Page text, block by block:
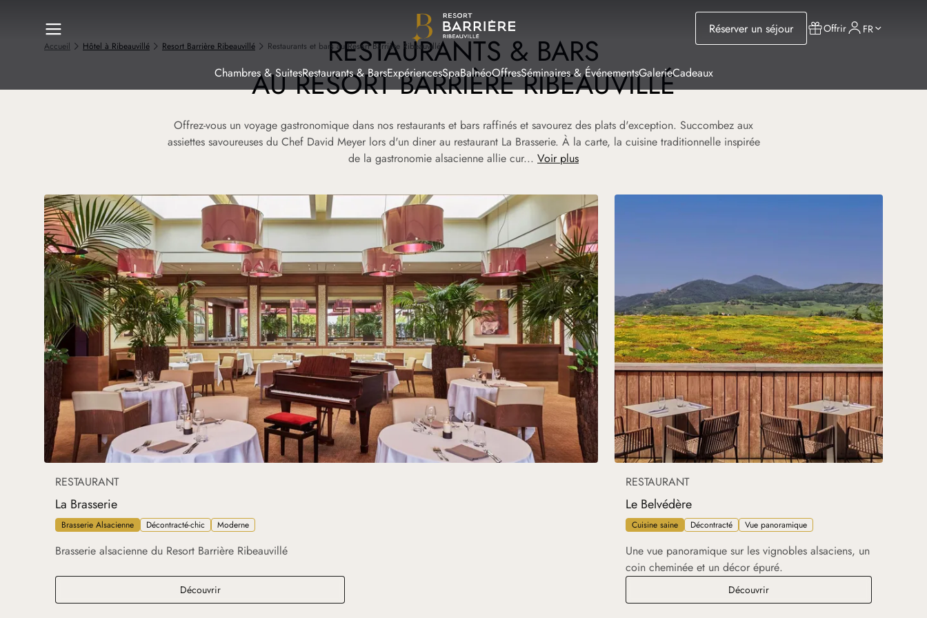
Réserver un séjour Offrir FR
Chambres & SuitesRestaurants & BarsExpériencesSpaBalnéoOffresSéminaires & ÉvénementsGalerieCadeaux
Accueil Hôtel à Ribeauvillé Resort Barrière Ribeauvillé Restaurants et bars au Resort Barrière Ribeauvillé
RESTAURANTS & BARS
AU RESORT BARRIÈRE RIBEAUVILLÉ
Offrez-vous un voyage gastronomique dans nos restaurants et bars raffinés et savourez des plats d'exception. Succombez aux
assiettes savoureuses du Chef David Meyer lors d'un diner au restaurant La Brasserie. À la carte, la cuisine traditionnelle inspirée
de la gastronomie alsacienne allie cur... Voir plus
RESTAURANT
La Brasserie
Brasserie Alsacienne Décontracté-chic Moderne
Brasserie alsacienne du Resort Barrière Ribeauvillé
DécouvrirLa Brasserie
RESTAURANT
Le Belvédère
Cuisine saine Décontracté Vue panoramique
Une vue panoramique sur les vignobles alsaciens, un
coin cheminée et un décor épuré.
DécouvrirLe Belvédère